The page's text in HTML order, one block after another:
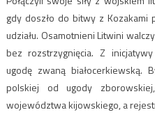
gdy doszło do bitwy z Kozakami
udziału. Osamotnieni Litwini
bez rozstrzygnięcia. Z
ugodę zwaną białocerkiewską.
polskiej od ugody
województwa kijowskiego, a